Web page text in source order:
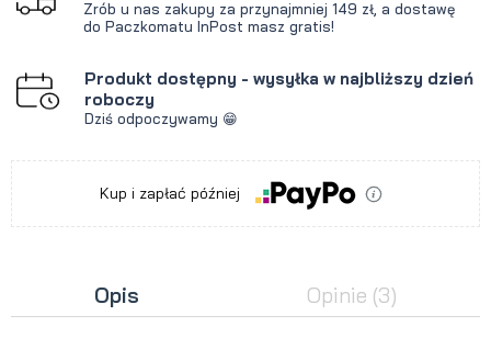
Zrób u nas zakupy za przynajmniej 149 zł, a dostawę
do Paczkomatu InPost masz gratis!
Produkt dostępny - wysyłka w najbliższy dzień
roboczy
Dziś odpoczywamy 😁
Kup i zapłać później
Opis Opinie (3)